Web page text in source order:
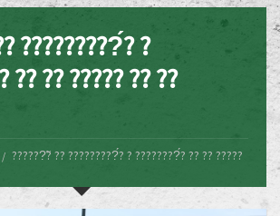
?????????́? ?
?? ?? ????? ?? ??
??????̃? ?? ?????????́? ? ????????́? ?? ?? ?????